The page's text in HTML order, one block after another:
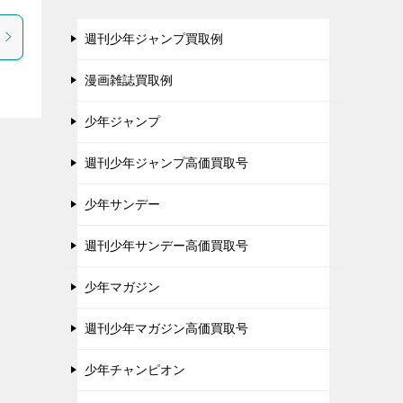
週刊少年ジャンプ買取例
漫画雑誌買取例
少年ジャンプ
週刊少年ジャンプ高価買取号
少年サンデー
週刊少年サンデー高価買取号
少年マガジン
週刊少年マガジン高価買取号
少年チャンピオン